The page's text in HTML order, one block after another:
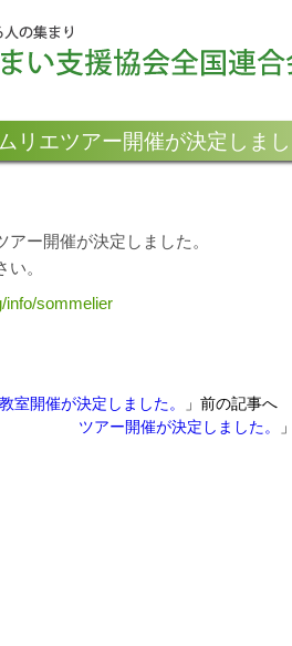
リエツアー開催が決定しま
ー開催が決定しました。
。
info/sommelier
室開催が決定しました。
」前の記事
ツアー開催が決定しました。